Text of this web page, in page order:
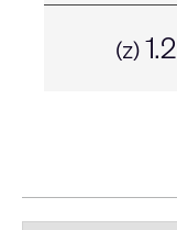
(z)1.2